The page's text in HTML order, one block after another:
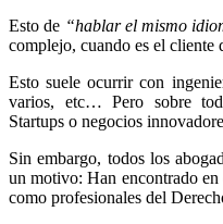
Esto de “hablar el mismo
complejo, cuando es el cliente
Esto suele ocurrir con
varios, etc… Pero sobre
Startups o negocios
Sin embargo, todos los
un motivo: Han encontrado
como profesionales del